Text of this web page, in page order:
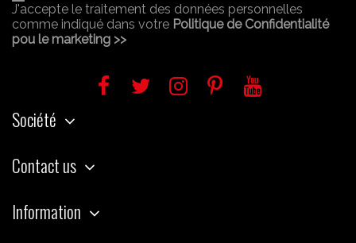
J'accepte le traitement des données personnelles
comme indiqué dans votre Politique de Confidentialité
pou le marketing >>
Société
Contact us
Information